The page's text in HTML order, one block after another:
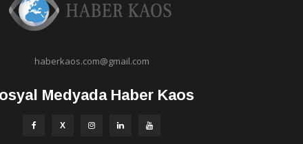
haberkaos.com@gmail.com
Medyada Haber Kaos